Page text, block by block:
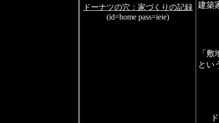
ドーナツの穴：家づくりの記録
(id=home pass=ieie)
建築
「
とい